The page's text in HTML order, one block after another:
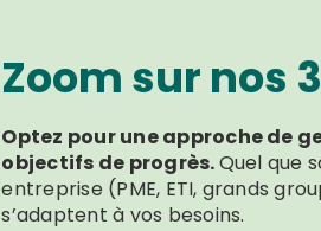
Zoom sur nos
Optez pour une approche de
objectifs de progrès.Quel que
entreprise (PME, ETI, grands
s’adaptent à vos besoins.